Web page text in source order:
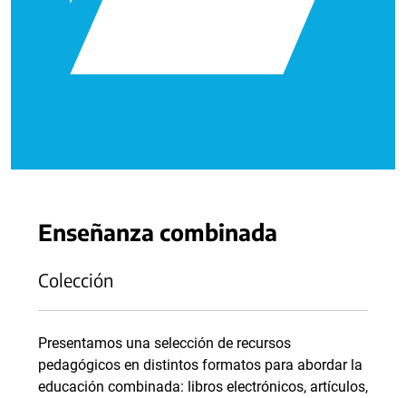
Enseñanza combinada
Colección
Presentamos una selección de recursos
pedagógicos en distintos formatos para abordar la
educación combinada: libros electrónicos, artículos,